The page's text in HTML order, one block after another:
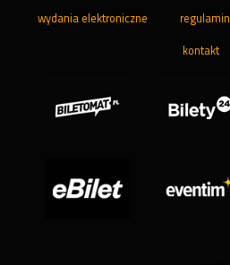
wydania elektroniczne regulamin
kontakt